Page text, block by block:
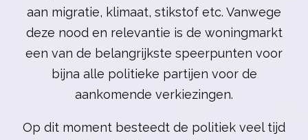
aan migratie, klimaat, stikstof etc. Vanwege
deze nood en relevantie is de woningmarkt
een van de belangrijkste speerpunten voor
bijna alle politieke partijen voor de
aankomende verkiezingen.
Op dit moment besteedt de politiek veel tijd